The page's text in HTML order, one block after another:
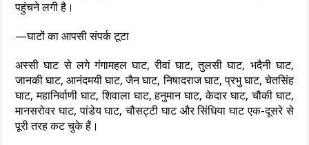
पहुंचने लगी है।
—घाटों का आपसी संपर्क टूटा
अस्सी घाट से लगे गंगामहल घाट, रीवां घाट, तुलसी घाट, भदैनी घाट,
जानकी घाट, आनंदमयी घाट, जैन घाट, निषादराज घाट, प्रभु घाट, चेतसिंह
घाट, महानिर्वाणी घाट, शिवाला घाट, हनुमान घाट, केदार घाट, चौकी घाट,
मानसरोवर घाट, पांडेय घाट, चौसट्टी घाट और सिंधिया घाट एक-दूसरे से
पूरी तरह कट चुके हैं।